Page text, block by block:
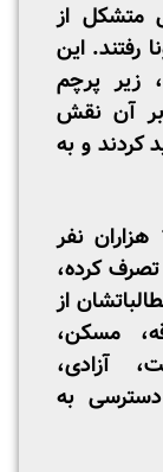
کوچکی متشکل از
رفتند. این
زیر پرچم
آن نقش
کردند و به
ده سال بعد در اول ژانویه‌ی 1994 هزاران نفر
کرده،
از
مسکن،
آزادی،
به